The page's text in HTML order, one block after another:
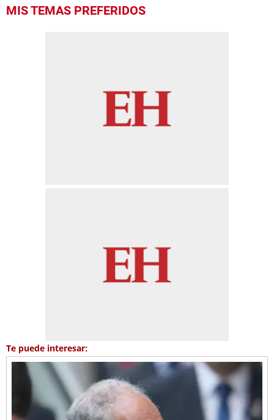
MIS TEMAS PREFERIDOS
Te puede interesar: